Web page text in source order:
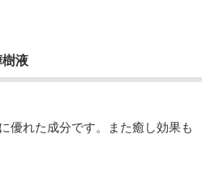
液
優れた成分です。また癒し効果も